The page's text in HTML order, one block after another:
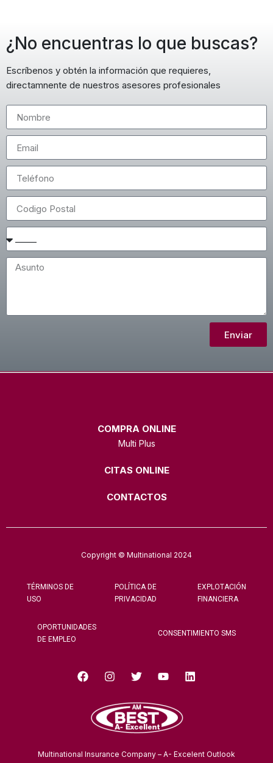
¿No encuentras lo que buscas?
Escríbenos y obtén la información que requieres,
directamnente de nuestros asesores profesionales
Enviar
COMPRA ONLINE
Multi Plus
CITAS ONLINE
CONTACTOS
Copyright © Multinational 2024
TÉRMINOS DE
USO
POLÍTICA DE
PRIVACIDAD
EXPLOTACIÓN
FINANCIERA
OPORTUNIDADES
DE EMPLEO
CONSENTIMIENTO SMS
Multinational Insurance Company – A- Excelent Outlook